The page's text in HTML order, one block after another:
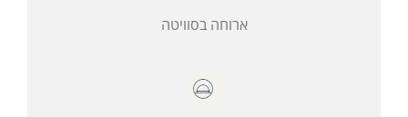
ארוחה בסוויטה